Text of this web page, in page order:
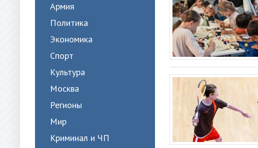
Армия
Политика
Экономика
Спорт
Культура
Москва
Регионы
Мир
Криминал и ЧП